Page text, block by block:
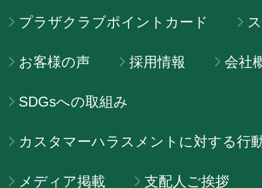
プラザクラブポイントカード
お客様の声 採用情報 会社
SDGsへの取組み
カスタマーハラスメントに対する行
メディア掲載 支配人ご挨拶